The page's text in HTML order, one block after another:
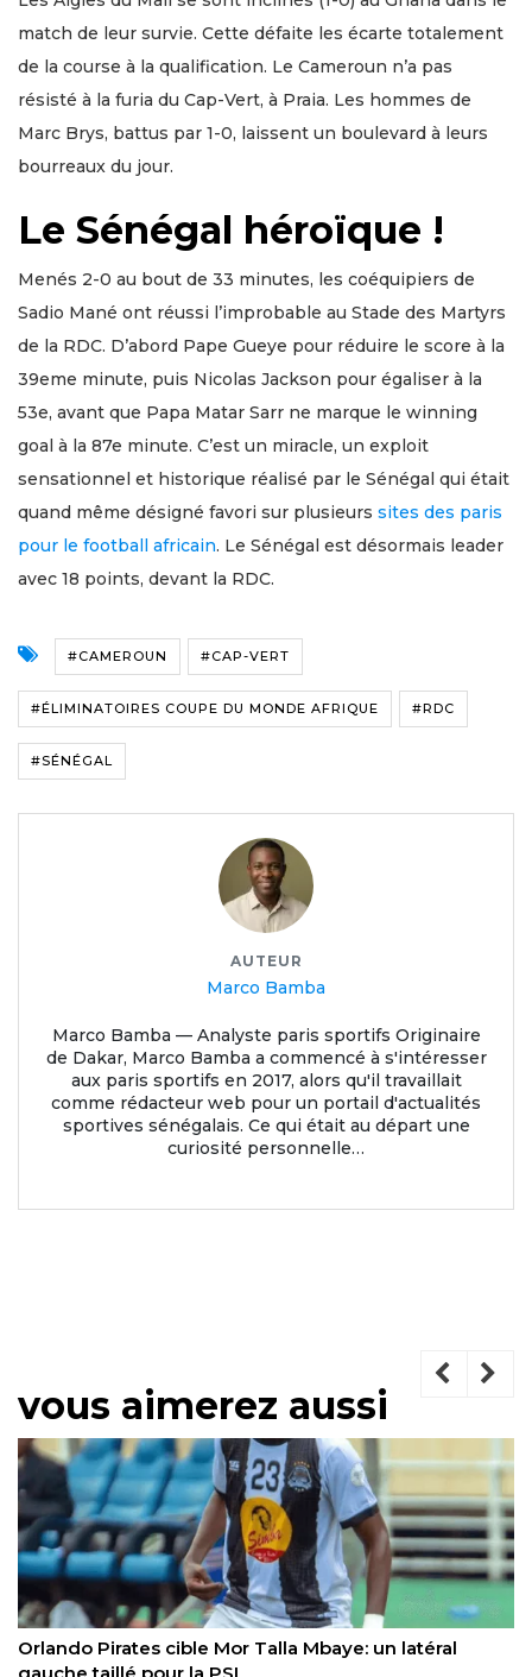
match de leur survie. Cette défaite les écarte totalement
de la course à la qualification. Le Cameroun n’a pas
résisté à la furia du Cap-Vert, à Praia. Les hommes de
Marc Brys, battus par 1-0, laissent un boulevard à leurs
bourreaux du jour.
Le Sénégal héroïque !
Menés 2-0 au bout de 33 minutes, les coéquipiers de
Sadio Mané ont réussi l’improbable au Stade des Martyrs
de la RDC. D’abord Pape Gueye pour réduire le score à la
39eme minute, puis Nicolas Jackson pour égaliser à la
53e, avant que Papa Matar Sarr ne marque le winning
goal à la 87e minute. C’est un miracle, un exploit
sensationnel et historique réalisé par le Sénégal qui était
quand même désigné favori sur plusieurs sites des paris
pour le football africain. Le Sénégal est désormais leader
avec 18 points, devant la RDC.
#CAMEROUN #CAP-VERT
#ÉLIMINATOIRES COUPE DU MONDE AFRIQUE #RDC
#SÉNÉGAL
AUTEUR
Marco Bamba
Marco Bamba — Analyste paris sportifs Originaire
de Dakar, Marco Bamba a commencé à s'intéresser
aux paris sportifs en 2017, alors qu'il travaillait
comme rédacteur web pour un portail d'actualités
sportives sénégalais. Ce qui était au départ une
curiosité personnelle…
vous aimerez aussi
Idrissa Doumbia dans le viseur du FC Anzhi : la Russie
comme nouveau virage ?